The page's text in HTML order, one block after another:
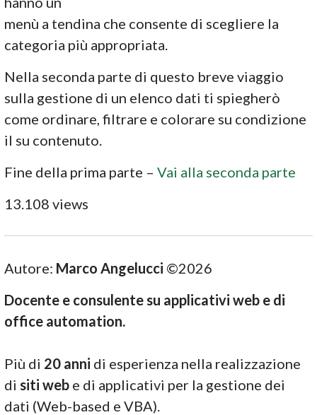
menù a tendina che consente di scegliere la
categoria più appropriata.
Nella seconda parte di questo breve viaggio
sulla gestione di un elenco dati ti spiegherò
come ordinare, filtrare e colorare su condizione
il su contenuto.
Fine della prima parte –Vai alla seconda parte
13.108 views
Autore: Marco Angelucci ©2026
Docente e consulente su applicativi web e di
office automation.
Più di 20 anni di esperienza nella realizzazione
di siti web e di applicativi per la gestione dei
dati (Web-based e VBA).